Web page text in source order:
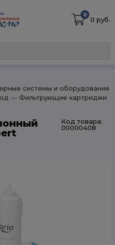
0
0 руб.
системы и оборудование
― Фильтрующие картриджи
Код товара:
00000408